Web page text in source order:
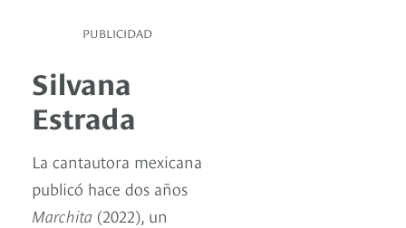
PUBLICIDAD
Silvana
Estrada
La cantautora mexicana
publicó hace dos años
Marchita (2022), un